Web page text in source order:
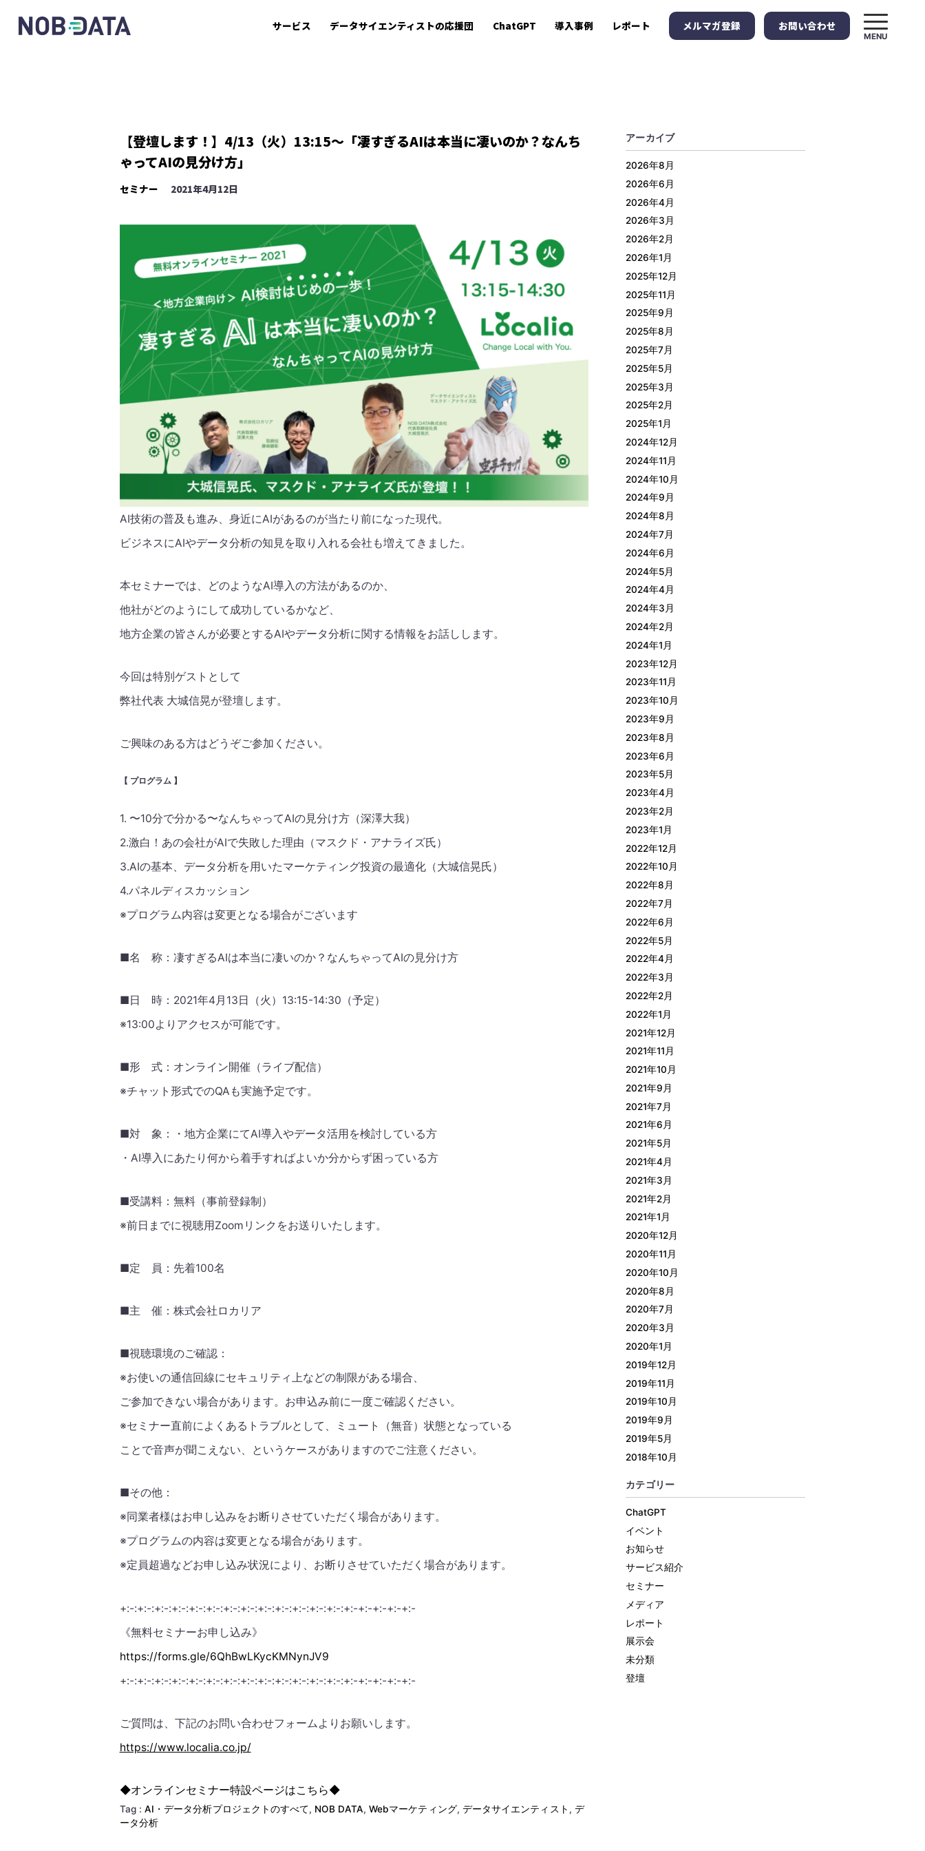
サービス データサイエンティストの応援団 ChatGPT 導入事例 レポート メルマガ登録 お問い合わせ
MENU
【登壇します！】4/13（火）13:15〜「凄すぎるAIは本当に凄いのか？なんち
ゃってAIの見分け方」
セミナー 2021年4月12日
AI技術の普及も進み、身近にAIがあるのが当たり前になった現代。
ビジネスにAIやデータ分析の知見を取り入れる会社も増えてきました。
本セミナーでは、どのようなAI導入の方法があるのか、
他社がどのようにして成功しているかなど、
地方企業の皆さんが必要とするAIやデータ分析に関する情報をお話しします。
今回は特別ゲストとして
弊社代表 大城信晃が登壇します。
ご興味のある方はどうぞご参加ください。
【 プログラム 】
1. 〜10分で分かる〜なんちゃってAIの見分け方（深澤大我）
2.激白！あの会社がAIで失敗した理由（マスクド・アナライズ氏）
3.AIの基本、データ分析を用いたマーケティング投資の最適化（大城信晃氏）
4.パネルディスカッション
※プログラム内容は変更となる場合がございます
■名 称：凄すぎるAIは本当に凄いのか？なんちゃってAIの見分け方
■日 時：2021年4月13日（火）13:15-14:30（予定）
※13:00よりアクセスが可能です。
■形 式：オンライン開催（ライブ配信）
※チャット形式でのQAも実施予定です。
■対 象：・地方企業にてAI導入やデータ活用を検討している方
・AI導入にあたり何から着手すればよいか分からず困っている方
■受講料：無料（事前登録制）
※前日までに視聴用Zoomリンクをお送りいたします。
■定 員：先着100名
■主 催：株式会社ロカリア
■視聴環境のご確認：
※お使いの通信回線にセキュリティ上などの制限がある場合、
ご参加できない場合があります。お申込み前に一度ご確認ください。
※セミナー直前によくあるトラブルとして、ミュート（無音）状態となっている
ことで音声が聞こえない、というケースがありますのでご注意ください。
■その他：
※同業者様はお申し込みをお断りさせていただく場合があります。
※プログラムの内容は変更となる場合があります。
※定員超過などお申し込み状況により、お断りさせていただく場合があります。
+:-:+:-:+:-:+:-:+:-:+:-:+:-:+:-:+:-:+:-:+:-:+:-:+:-:+:-+:-+:-+:-+:-
《無料セミナーお申し込み》
https://forms.gle/6QhBwLKycKMNynJV9
+:-:+:-:+:-:+:-:+:-:+:-:+:-:+:-:+:-:+:-:+:-:+:-:+:-:+:-+:-+:-+:-+:-
ご質問は、下記のお問い合わせフォームよりお願いします。
https://www.localia.co.jp/
◆オンラインセミナー特設ページはこちら◆
Tag : AI・データ分析プロジェクトのすべて, NOB DATA,Webマーケティング, データサイエンティスト , デ
ータ分析
アーカイブ
2026年8月
2026年6月
2026年4月
2026年3月
2026年2月
2026年1月
2025年12月
2025年11月
2025年9月
2025年8月
2025年7月
2025年5月
2025年3月
2025年2月
2025年1月
2024年12月
2024年11月
2024年10月
2024年9月
2024年8月
2024年7月
2024年6月
2024年5月
2024年4月
2024年3月
2024年2月
2024年1月
2023年12月
2023年11月
2023年10月
2023年9月
2023年8月
2023年6月
2023年5月
2023年4月
2023年2月
2023年1月
2022年12月
2022年10月
2022年8月
2022年7月
2022年6月
2022年5月
2022年4月
2022年3月
2022年2月
2022年1月
2021年12月
2021年11月
2021年10月
2021年9月
2021年7月
2021年6月
2021年5月
2021年4月
2021年3月
2021年2月
2021年1月
2020年12月
2020年11月
2020年10月
2020年8月
2020年7月
2020年3月
2020年1月
2019年12月
2019年11月
2019年10月
2019年9月
2019年5月
2018年10月
カテゴリー
ChatGPT
イベント
お知らせ
サービス紹介
セミナー
メディア
レポート
展示会
未分類
登壇